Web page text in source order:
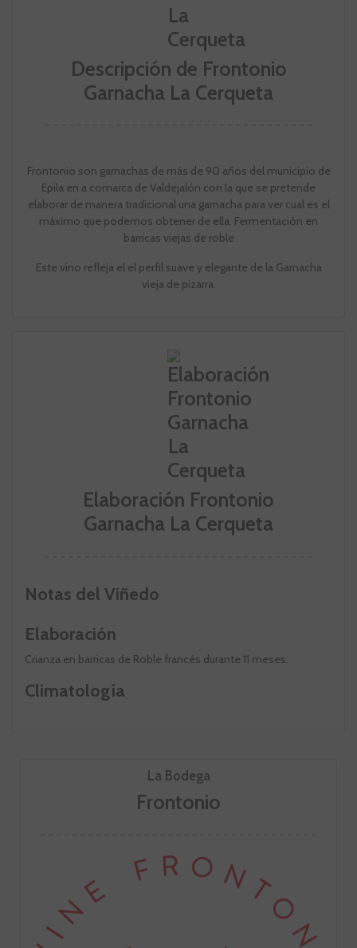
La Bodega
Frontonio
Descripción de Frontonio
Garnacha La Cerqueta
Frontonio son garnachas de más de 90 años del municipio de
Epila en a comarca de Valdejalón con la que se pretende
elaborar de manera tradicional una garnacha para ver cual es el
máximo que podemos obtener de ella. Fermentación en
barricas viejas de roble
Este vino refleja el el perfil suave y elegante de la Garnacha
vieja de pizarra.
Elaboración Frontonio
Garnacha La Cerqueta
Notas del Viñedo
Elaboración
Crianza en barricas de Roble francés durante 11 meses.
Climatología